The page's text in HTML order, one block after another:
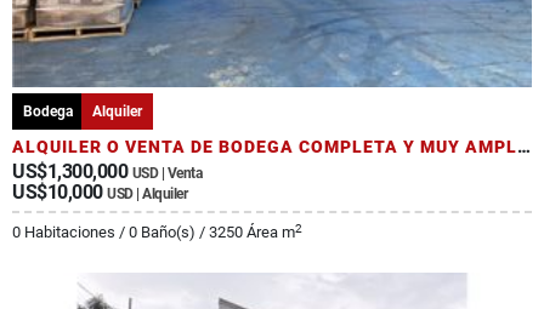
Bodega Alquiler
ALQUILER O VENTA DE BODEGA COMPLETA Y MUY AMPLIA EN BUFALO, LIMO
US$1,300,000 USD | Venta
US$10,000 USD | Alquiler
0 Habitaciones / 0 Baño(s) / 3250 Área m2